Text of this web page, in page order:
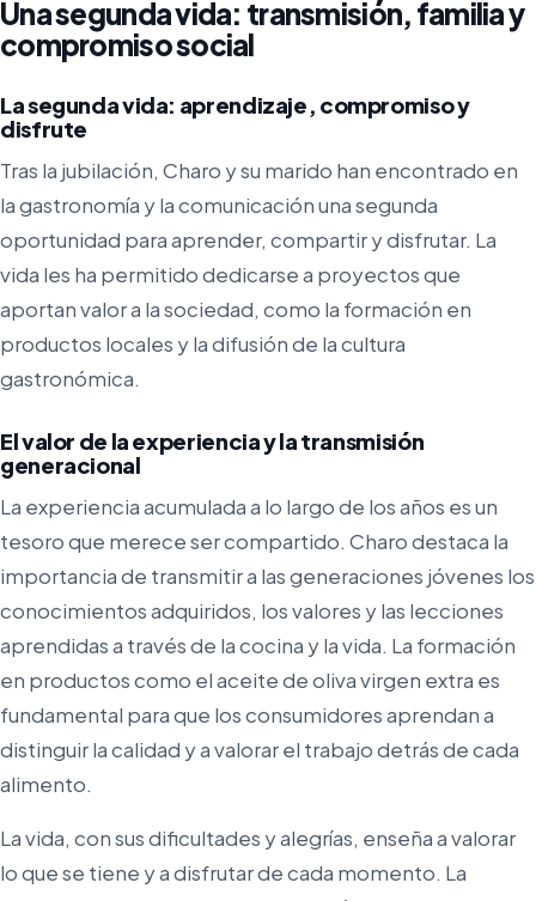
Una segunda vida: transmisión, familia y
compromiso social
La segunda vida: aprendizaje, compromiso y
disfrute
Tras la jubilación, Charo y su marido han encontrado en
la gastronomía y la comunicación una segunda
oportunidad para aprender, compartir y disfrutar. La
vida les ha permitido dedicarse a proyectos que
aportan valor a la sociedad, como la formación en
productos locales y la difusión de la cultura
gastronómica.
El valor de la experiencia y la transmisión
generacional
La experiencia acumulada a lo largo de los años es un
tesoro que merece ser compartido. Charo destaca la
importancia de transmitir a las generaciones jóvenes los
conocimientos adquiridos, los valores y las lecciones
aprendidas a través de la cocina y la vida. La formación
en productos como el aceite de oliva virgen extra es
fundamental para que los consumidores aprendan a
distinguir la calidad y a valorar el trabajo detrás de cada
alimento.
La vida, con sus dificultades y alegrías, enseña a valorar
lo que se tiene y a disfrutar de cada momento. La